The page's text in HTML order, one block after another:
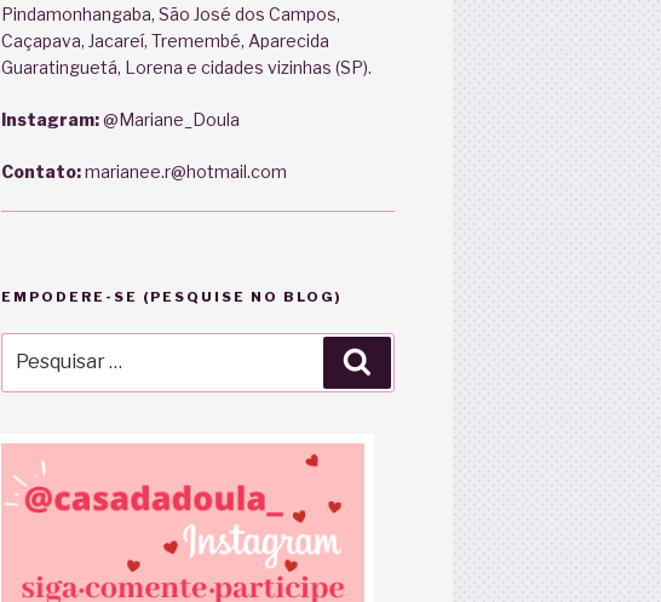
Pindamonhangaba, São José dos Campos,
Caçapava, Jacareí, Tremembé, Aparecida
Guaratinguetá, Lorena e cidades vizinhas (SP).
Instagram:@Mariane_Doula
Contato:marianee.r@hotmail.com
EMPODERE-SE (PESQUISE NO BLOG)
por: